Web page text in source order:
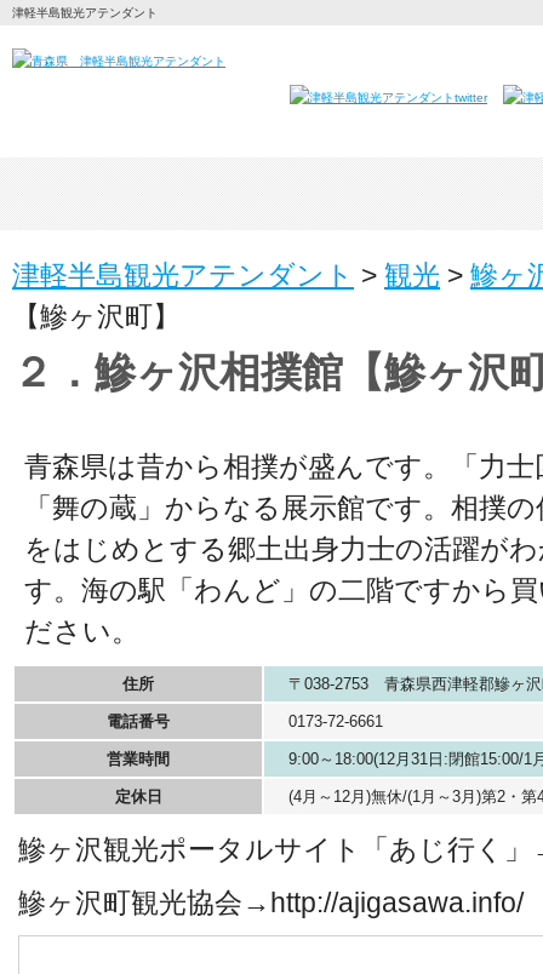
津軽半島観光アテンダント
津軽半島観光アテンダント > 観光 > 鰺ヶ
【鰺ヶ沢町】
２．鰺ヶ沢相撲館【鰺ヶ沢
青森県は昔から相撲が盛んです。「力
「舞の蔵」からなる展示館です。相撲
をはじめとする郷土出身力士の活躍が
す。海の駅「わんど」の二階ですから
ださい。
住所 〒038-2753 青森県西津軽郡鰺ヶ
電話番号 0173-72-6661
営業時間 9:00～18:00(12月31日:閉館15:00/1
定休日 (4月～12月)無休/(1月～3月)第2・
鰺ヶ沢観光ポータルサイト「あじ行く
鰺ヶ沢町観光協会→http://ajigasawa.info/